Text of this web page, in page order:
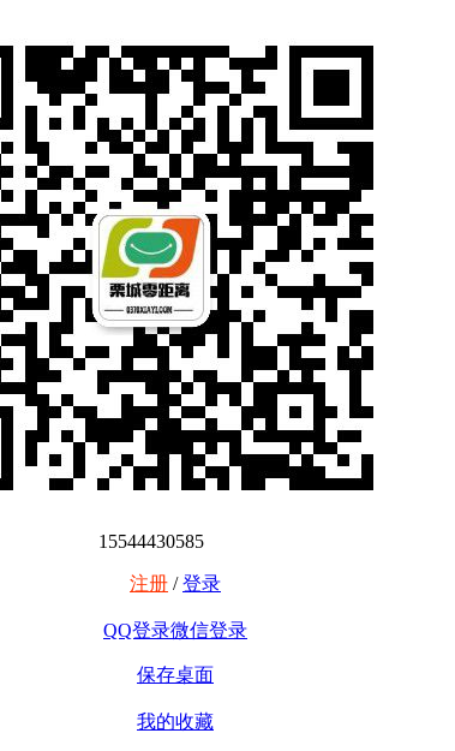
15544430585
注册 /登录
QQ登录微信登录
保存桌面
我的收藏